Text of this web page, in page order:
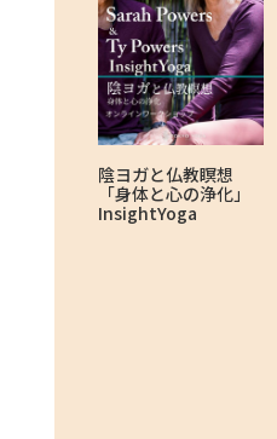
陰ヨガと仏教瞑想
「身体と心の浄化」
InsightYoga